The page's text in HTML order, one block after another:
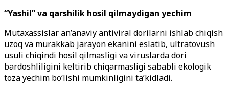
“Yashil” va qarshilik hosil qilmaydigan yechim
Mutaxassislar an’anaviy antiviral dorilarni ishlab chiqish
uzoq va murakkab jarayon ekanini eslatib, ultratovush
usuli chiqindi hosil qilmasligi va viruslarda dori
bardoshliligini keltirib chiqarmasligi sababli ekologik
toza yechim bo‘lishi mumkinligini ta’kidladi.